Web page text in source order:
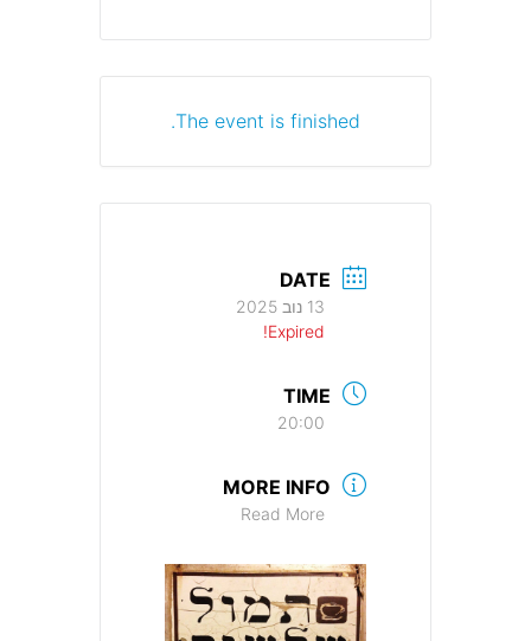
The event is finished.
DATE
13 נוב 2025
Expired!
TIME
20:00
MORE INFO
Read More